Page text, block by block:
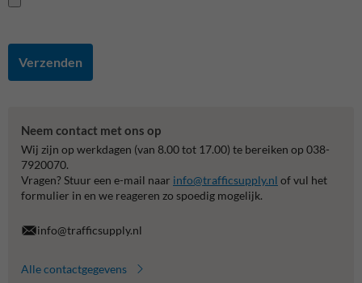
Verzenden
Neem contact met ons op
Wij zijn op werkdagen (van 8.00 tot 17.00) te bereiken op 038-
7920070.
Vragen? Stuur een e-mail naar info@trafficsupply.nl of vul het
formulier in en we reageren zo spoedig mogelijk.
info@trafficsupply.nl
Alle contactgegevens